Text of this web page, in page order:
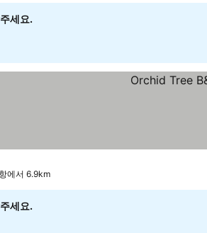
세요.
에서 6.9km
세요.